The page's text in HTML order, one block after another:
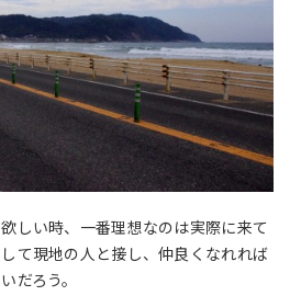
しい時、一番理想なのは実際に来て
て現地の人と接し、仲良くなれれば
だろう。